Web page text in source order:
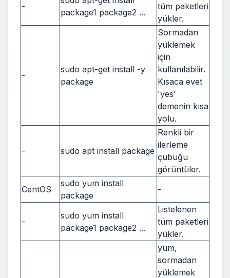
-
package1 package2 ...
tüm paketleri
yükler.
-
sudo apt-get install -y
package
Sormadan
yüklemek
için
kullanılabilir.
Kısaca evet
'yes'
demenin kısa
yolu.
- sudo apt install package
Renkli bir
ilerleme
çubuğu
görüntüler.
CentOS
sudo yum install
package
-
-
sudo yum install
package1 package2 ...
Listelenen
tüm paketleri
yükler.
yum,
sormadan
yüklemek